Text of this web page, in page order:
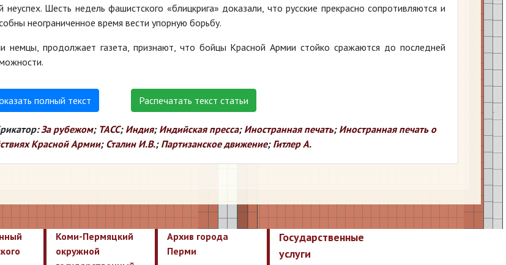
неуспех. Шесть недель фашистского «блицкрига» доказали, что русские прекрасно сопротивляются и
неограниченное время вести упорную борьбу.
немцы, продолжает газета, признают, что бойцы Красной Армии стойко сражаются до последней
полный текст Распечатать текст статьи
За рубежом; ТАСС; Индия; Индийская пресса; Иностранная печать; Иностранная печать о
Красной Армии; Сталин И.В.; Партизанское движение; Гитлер А.
Коми-Пермяцкий
окружной
Архив города
Перми
Государственные
услуги